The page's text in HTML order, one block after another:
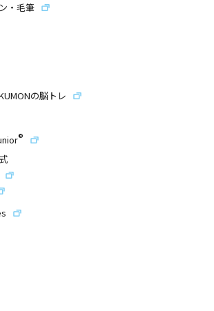
・毛筆
の脳トレ
®